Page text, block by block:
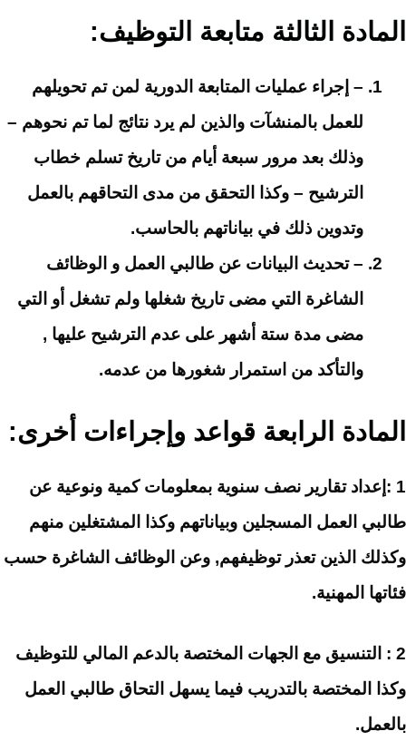
المادة الثالثة متابعة التوظيف:
– إجراء عمليات المتابعة الدورية لمن تم تحويلهم
للعمل بالمنشآت والذين لم يرد نتائج لما تم نحوهم –
وذلك بعد مرور سبعة أيام من تاريخ تسلم خطاب
الترشيح – وكذا التحقق من مدى التحاقهم بالعمل
وتدوين ذلك في بياناتهم بالحاسب.
– تحديث البيانات عن طالبي العمل و الوظائف
الشاغرة التي مضى تاريخ شغلها ولم تشغل أو التي
مضى مدة ستة أشهر على عدم الترشيح عليها ,
والتأكد من استمرار شغورها من عدمه.
المادة الرابعة قواعد وإجراءات أخرى:
1 :إعداد تقارير نصف سنوية بمعلومات كمية ونوعية عن
طالبي العمل المسجلين وبياناتهم وكذا المشتغلين منهم
وكذلك الذين تعذر توظيفهم, وعن الوظائف الشاغرة حسب
فئاتها المهنية.
2 : التنسيق مع الجهات المختصة بالدعم المالي للتوظيف
وكذا المختصة بالتدريب فيما يسهل التحاق طالبي العمل
بالعمل.